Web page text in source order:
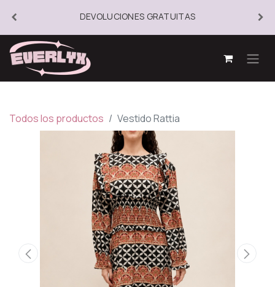
DEVOLUCIONES GRATUITAS
Todos los productos Vestido Rattia